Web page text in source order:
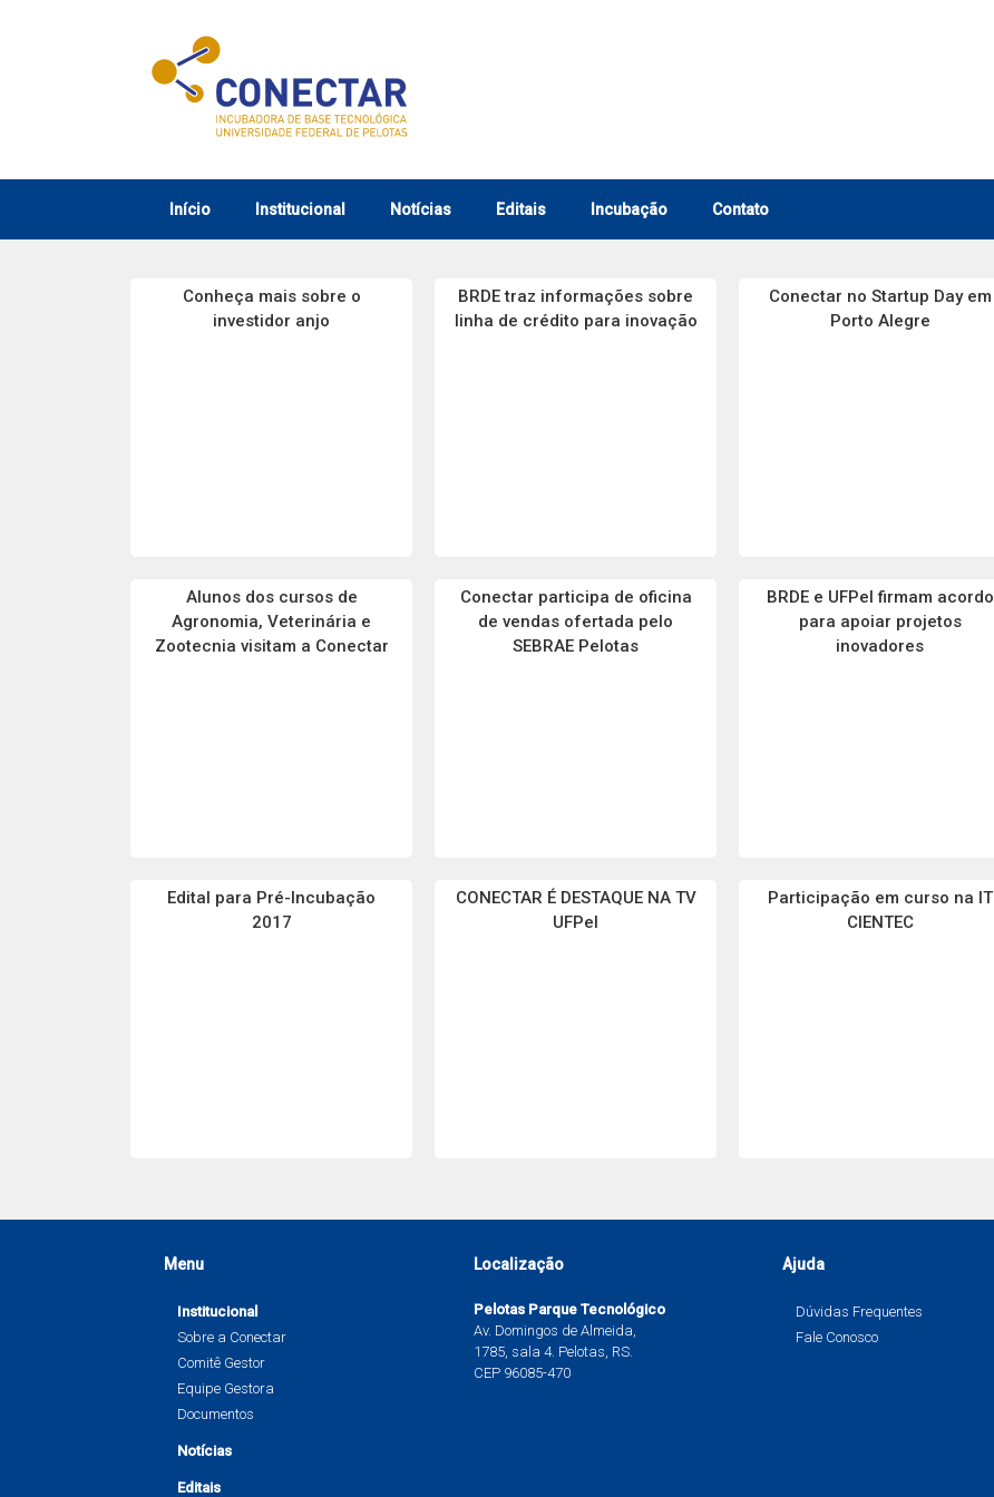
Início Institucional Notícias Editais Incubação Contato
Conheça mais sobre o
investidor anjo
BRDE traz informações sobre
linha de crédito para inovação
Conectar no Startup Day em
Porto Alegre
Alunos dos cursos de
Agronomia, Veterinária e
Zootecnia visitam a Conectar
Conectar participa de oficina
de vendas ofertada pelo
SEBRAE Pelotas
BRDE e UFPel firmam acordo
para apoiar projetos
inovadores
Edital para Pré-Incubação
2017
CONECTAR É DESTAQUE NA TV
UFPel
Participação em curso na IT
CIENTEC
Menu
Institucional
Sobre a Conectar
Comitê Gestor
Equipe Gestora
Documentos
Notícias
Editais
Localização
Pelotas Parque Tecnológico
Av. Domingos de Almeida,
1785, sala 4. Pelotas, RS.
CEP 96085-470
Ajuda
Dúvidas Frequentes
Fale Conosco